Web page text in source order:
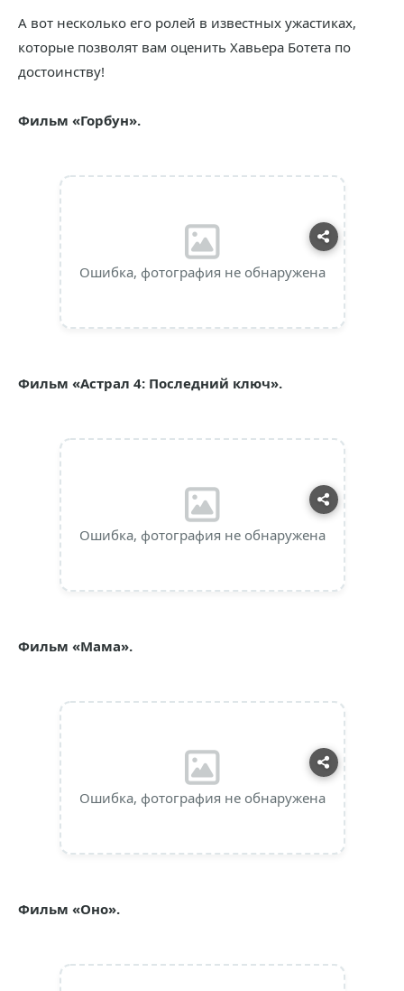
А вот несколько его ролей в известных ужастиках,
которые позволят вам оценить Хавьера Ботета по
достоинству!
Фильм «Горбун».
Ошибка, фотография не обнаружена
Фильм «Астрал 4: Последний ключ».
Ошибка, фотография не обнаружена
Фильм «Мама».
Ошибка, фотография не обнаружена
Фильм «Оно».